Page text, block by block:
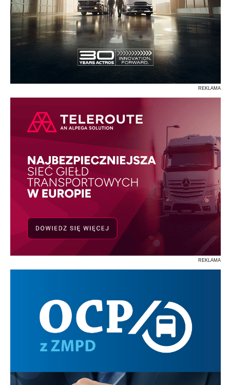
REKLAMA
REKLAMA